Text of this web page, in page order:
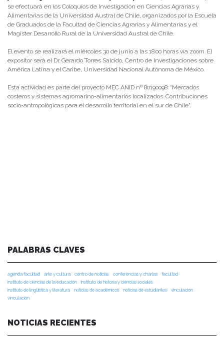
se efectuará en los Coloquios de Investigación en Ciencias Agrarias y
Alimentarias de la Universidad Austral de Chile, organizados por la Escuela
de Graduados de la Facultad de Ciencias Agrarias y Alimentarias y el
Magister Desarrollo Rural de la Universidad Austral de Chile.
El evento se realizará el miércoles 30 de junio a las 18.00 horas vía zoom. El
expositor será el Dr. Gerardo Torres Salcido, Centro de Investigaciones sobre
América Latina y el Caribe, Universidad Nacional Autónoma de México.
Esta actividad es parte del proyecto MEC ANID nº 80190098: “Mercados
costeros y sistemas agromarino-alimentarios localizados. Contribuciones
socio-antropológicas para el desarrollo territorial en el sur de Chile”.
PALABRAS CLAVES
agenda facultad arte y cultura centro de noticias conferencias y charlas
facultad
instituto de ciencias de la educación
instituto de historia y ciencias sociales
instituto de lingüística y literatura
noticias de académicos noticias de estudiantes
vinculacion
vinculación
NOTICIAS RECIENTES